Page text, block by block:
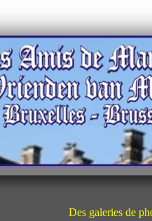
Des galeries de